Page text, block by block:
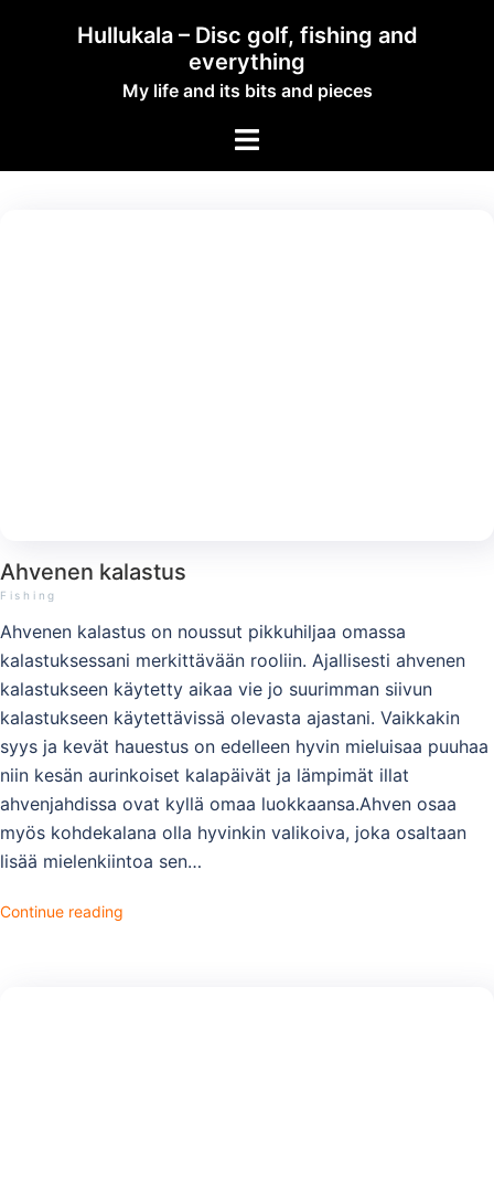
Hullukala – Disc golf, fishing and
everything
My life and its bits and pieces
Fishing
Ahvenen kalastus
Ahvenen kalastus on noussut pikkuhiljaa omassa
kalastuksessani merkittävään rooliin. Ajallisesti ahvenen
kalastukseen käytetty aikaa vie jo suurimman siivun
kalastukseen käytettävissä olevasta ajastani. Vaikkakin
syys ja kevät hauestus on edelleen hyvin mieluisaa puuhaa
niin kesän aurinkoiset kalapäivät ja lämpimät illat
ahvenjahdissa ovat kyllä omaa luokkaansa.Ahven osaa
myös kohdekalana olla hyvinkin valikoiva, joka osaltaan
lisää mielenkiintoa sen…
Continue reading